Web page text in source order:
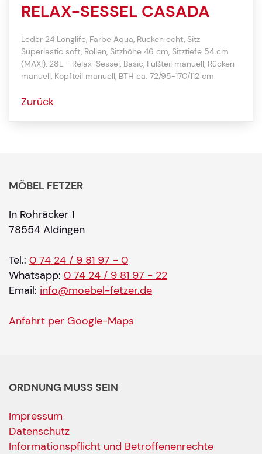
RELAX-SESSEL CASADA
Leder 24 Longlife, Farbe Aqua, Rücken echt, Sitz
Superlastic soft, Rollen, Sitzhöhe 46 cm, Sitztiefe 54 cm
(MAXI), 28L - Relax-Sessel, Basic, Fußteil manuell, Rücken
manuell, Kopfteil manuell, BTH ca. 72/95-170/112 cm
Zurück
MÖBEL FETZER
In Rohräcker 1
78554 Aldingen
Tel.: 0 74 24 / 9 81 97 - 0
Whatsapp: 0 74 24 / 9 81 97 - 22
Email: info@moebel-fetzer.de
Anfahrt per Google-Maps
ORDNUNG MUSS SEIN
Impressum
Datenschutz
Informationspflicht und Betroffenenrechte